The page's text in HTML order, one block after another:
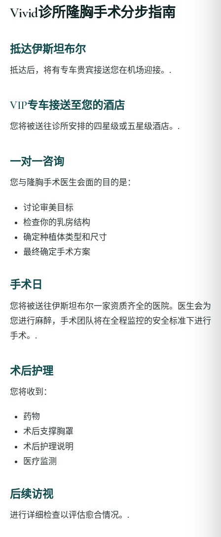
Vivid诊所隆胸手术分步指南
抵达伊斯坦布尔
抵达后，将有专车贵宾接送您在机场迎接。.
VIP专车接送至您的酒店
您将被送往诊所安排的四星级或五星级酒店。.
一对一咨询
您与隆胸手术医生会面的目的是：
讨论审美目标
检查你的乳房结构
确定种植体类型和尺寸
最终确定手术方案
手术日
您将被送往伊斯坦布尔一家资质齐全的医院。医生会为
您进行麻醉，手术团队将在全程监控的安全标准下进行
手术。.
术后护理
您将收到：
药物
术后支撑胸罩
术后护理说明
医疗监测
后续访视
进行详细检查以评估愈合情况。.